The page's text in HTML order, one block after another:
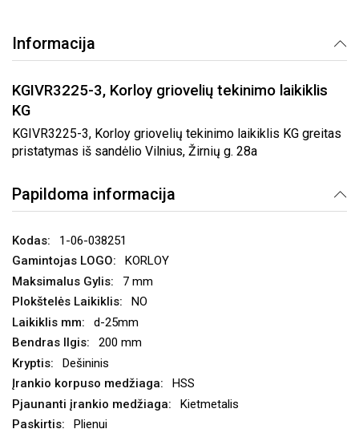
Informacija
KGIVR3225-3, Korloy griovelių tekinimo laikiklis
KG
KGIVR3225-3, Korloy griovelių tekinimo laikiklis KG greitas
pristatymas iš sandėlio Vilnius, Žirnių g. 28a
Papildoma informacija
1-06-038251
KORLOY
7 mm
NO
d-25mm
200 mm
Dešininis
HSS
Kietmetalis
Plienui